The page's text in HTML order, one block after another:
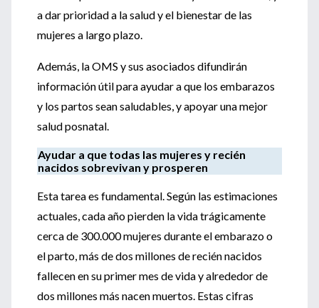
a dar prioridad a la salud y el bienestar de las
mujeres a largo plazo.
Además, la OMS y sus asociados difundirán
información útil para ayudar a que los embarazos
y los partos sean saludables, y apoyar una mejor
salud posnatal.
Ayudar a que todas las mujeres y recién
nacidos sobrevivan y prosperen
Esta tarea es fundamental. Según las estimaciones
actuales, cada año pierden la vida trágicamente
cerca de 300.000 mujeres durante el embarazo o
el parto, más de dos millones de recién nacidos
fallecen en su primer mes de vida y alrededor de
dos millones más nacen muertos. Estas cifras